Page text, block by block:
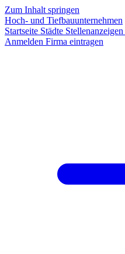
Zum Inhalt springen
Hoch- und Tiefbauunternehmen
Startseite Städte Stellenanzeigen
Anmelden Firma eintragen